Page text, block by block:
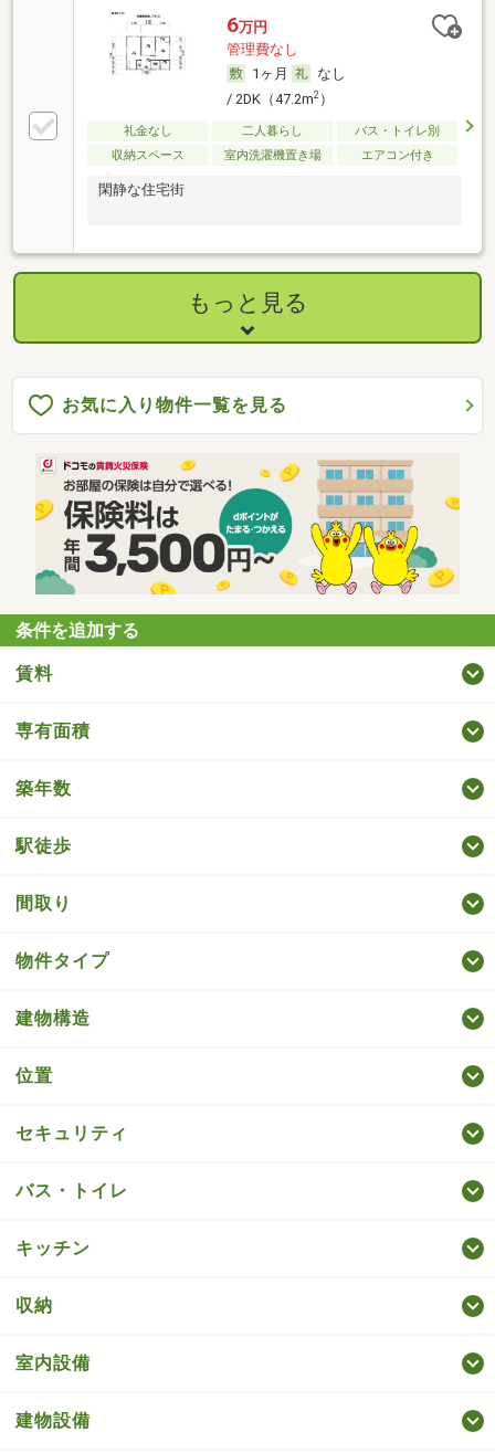
6万円
管理費なし
1ヶ月
なし
/ 2DK（47.2m2）
礼金なし 二人暮らし
バス・トイレ別
収納スペース
室内洗濯機置き場 エアコン付き
閑静な住宅街
もっと見る
お気に入り物件一覧を見る
条件を追加する
賃料
専有面積
築年数
駅徒歩
間取り
物件タイプ
建物構造
位置
セキュリティ
バス・トイレ
キッチン
収納
室内設備
建物設備